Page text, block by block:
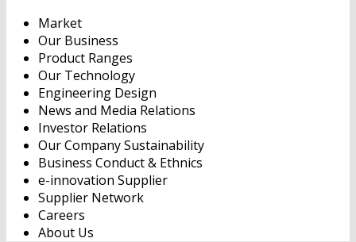
Market
Our Business
Product Ranges
Our Technology
Engineering Design
News and Media Relations
Investor Relations
Our Company Sustainability
Business Conduct & Ethnics
e-innovation Supplier
Supplier Network
Careers
About Us